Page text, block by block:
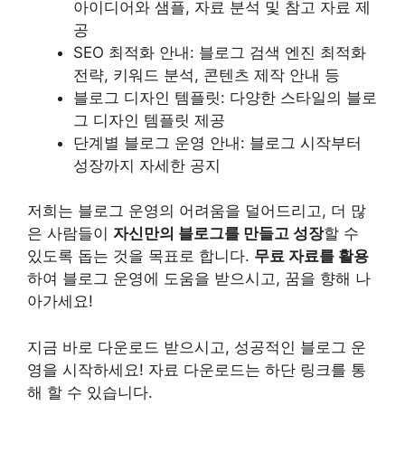
아이디어와 샘플, 자료 분석 및 참고 자료 제
공
SEO 최적화 안내: 블로그 검색 엔진 최적화
전략, 키워드 분석, 콘텐츠 제작 안내 등
블로그 디자인 템플릿: 다양한 스타일의 블로
그 디자인 템플릿 제공
단계별 블로그 운영 안내: 블로그 시작부터
성장까지 자세한 공지
저희는 블로그 운영의 어려움을 덜어드리고, 더 많
은 사람들이 자신만의 블로그를 만들고 성장할 수
있도록 돕는 것을 목표로 합니다. 무료 자료를 활용
하여 블로그 운영에 도움을 받으시고, 꿈을 향해 나
아가세요!
지금 바로 다운로드 받으시고, 성공적인 블로그 운
영을 시작하세요! 자료 다운로드는 하단 링크를 통
해 할 수 있습니다.